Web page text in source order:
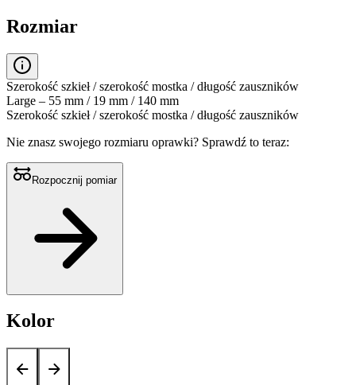
Rozmiar
Szerokość szkieł / szerokość mostka / długość zauszników
Large – 55 mm / 19 mm / 140 mm
Szerokość szkieł / szerokość mostka / długość zauszników
Nie znasz swojego rozmiaru oprawki? Sprawdź to teraz:
Rozpocznij pomiar
Kolor